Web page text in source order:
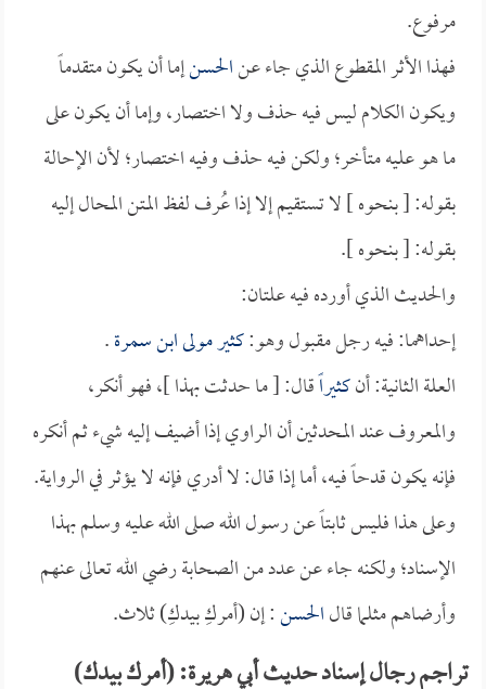
مرفوع.
فهذا الأثر المقطوع الذي جاء عنالحسنإما أن يكون متقدماً
ويكون الكلام ليس فيه حذف ولا اختصار، وإما أن يكون على
ما هو عليه متأخر؛ ولكن فيه حذف وفيه اختصار؛ لأن الإحالة
بقوله: [ بنحوه ] لا تستقيم إلا إذا عُرف لفظ المتن المحال إليه
بقوله: [ بنحوه ].
والحديث الذي أورده فيه علتان:
إحداهما: فيه رجل مقبول وهو:كثير مولى ابن سمرة.
العلة الثانية: أنكثيراًقال: [ ما حدثت بهذا ]، فهو أنكر،
والمعروف عند المحدثين أن الراوي إذا أضيف إليه شيء ثم أنكره
فإنه يكون قدحاً فيه، أما إذا قال: لا أدري فإنه لا يؤثر في الرواية.
وعلى هذا فليس ثابتاً عن رسول الله صلى الله عليه وسلم بهذا
الإسناد؛ ولكنه جاء عن عدد من الصحابة رضي الله تعالى عنهم
وأرضاهم مثلما قالالحسن: إن (أمركِ بيدكِ) ثلاث.
تراجم رجال إسناد حديث أبي هريرة: (أمرك بيدك)